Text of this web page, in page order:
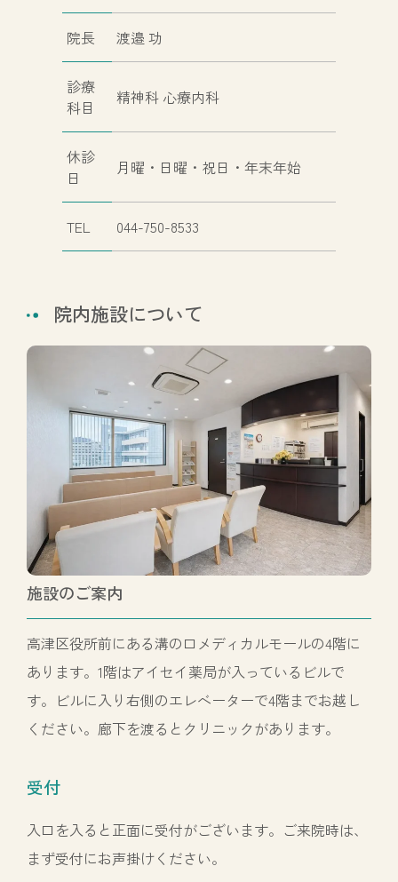
院長 渡邉 功
診療
科目
精神科 心療内科
休診
日
月曜・日曜・祝日・年末年始
TEL 044-750-8533
院内施設について
施設のご案内
高津区役所前にある溝の口メディカルモールの4階に
あります。1階はアイセイ薬局が入っているビルで
す。ビルに入り右側のエレベーターで4階までお越し
ください。廊下を渡るとクリニックがあります。
受付
入口を入ると正面に受付がございます。ご来院時は、
まず受付にお声掛けください。